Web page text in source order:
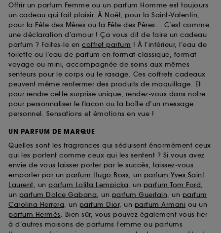
Offrir un parfum Femme ou un parfum Homme est toujours
un cadeau qui fait plaisir. À Noël, pour la Saint-Valentin,
pour la Fête des Mères ou la Fête des Pères... C’est comme
une déclaration d’amour ! Ça vous dit de faire un cadeau
parfum ? Faites-le en coffret parfum ! À l’intérieur, l’eau de
toilette ou l’eau de parfum en format classique, format
voyage ou mini, accompagnée de soins aux mêmes
senteurs pour le corps ou le rasage. Ces coffrets cadeaux
peuvent même renfermer des produits de maquillage. Et
pour rendre cette surprise unique, rendez-vous dans notre
pour personnaliser le flacon ou la boîte d’un message
personnel. Sensations et émotions en vue !
UN PARFUM DE MARQUE
Quelles sont les fragrances qui séduisent énormément ceux
qui les portent comme ceux qui les sentent ? Si vous avez
envie de vous laisser porter par le succès, laissez-vous
emporter par un parfum Hugo Boss, un parfum Yves Saint
Laurent, un parfum Lolita Lempicka, un parfum Tom Ford,
un parfum Dolce Gabana, un parfum Guerlain, un parfum
Carolina Herrera, un parfum Dior, un parfum Armani ou un
parfum Hermès. Bien sûr, vous pouvez également vous fier
à d’autres maisons de parfums Femme ou parfums